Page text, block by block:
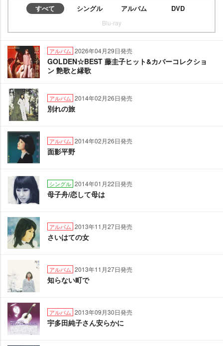
すべて シングル アルバム DVD
Blu-ray
アルバム 2026年04月29日発売
GOLDEN☆BEST 藤圭子ヒット&カバーコレクショ
ン 艶歌と縁歌
アルバム 2014年02月26日発売
別れの旅
アルバム 2014年02月26日発売
面影平野
シングル 2014年01月22日発売
母子舟/恋して母は
アルバム 2013年11月27日発売
さいはての女
アルバム 2013年11月27日発売
知らない町で
アルバム 2013年09月30日発売
宇多田純子さん安らかに